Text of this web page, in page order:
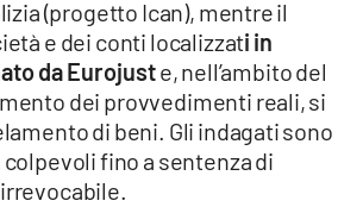
(progetto Ican), mentre il
e dei conti localizzati in
da Eurojuste, nell’ambito del
dei provvedimenti reali, si
di beni. Gli indagati sono
fino a sentenza di